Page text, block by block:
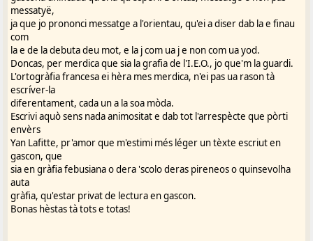
messatyë,
ja que jo prononci messatge a l'orientau, qu'ei a diser dab la e finau
com
la e de la debuta deu mot, e la j com ua j e non com ua yod.
Doncas, per merdica que sia la grafia de l'I.E.O., jo que'm la guardi.
L'ortogràfia francesa ei hèra mes merdica, n'ei pas ua rason tà
escríver-la
diferentament, cada un a la soa mòda.
Escrivi aquò sens nada animositat e dab tot l'arrespècte que pòrti
envèrs
Yan Lafitte, pr'amor que m'estimi més léger un tèxte escriut en
gascon, que
sia en gràfia febusiana o dera 'scolo deras pireneos o quinsevolha
auta
gràfia, qu'estar privat de lectura en gascon.
Bonas hèstas tà tots e totas!